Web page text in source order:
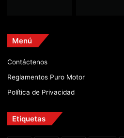
Menú
Contáctenos
Reglamentos Puro Motor
Política de Privacidad
Etiquetas